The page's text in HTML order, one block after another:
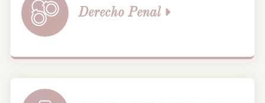
Derecho Penal